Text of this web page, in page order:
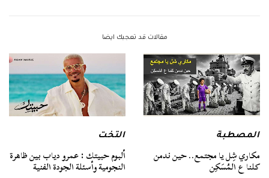
مقالات قد تعجبك ايضا
المصطبة
مكاري شِل يا مجتمع.. حين ندمن
كلنا ع المُسَكِن
التخت
ألبوم حبيتك : عمرو دياب بين ظاهرة
النجومية وأسئلة الجودة الفنية